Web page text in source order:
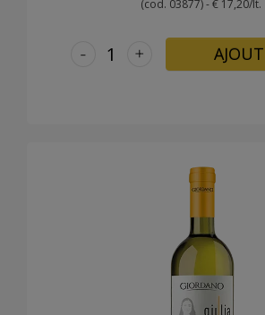
(cod. 03877) - € 17,20/lt.
+
-